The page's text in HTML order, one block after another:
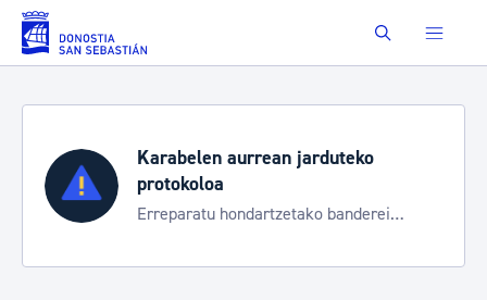
Eduki nagusira joan Buscar
Karabelen aurrean jarduteko
protokoloa
Erreparatu hondartzetako banderei